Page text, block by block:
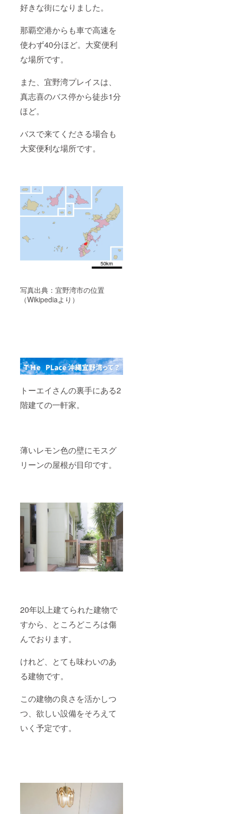
好きな街になりました。
那覇空港からも車で高速を
使わず40分ほど。大変便利
な場所です。
また、宜野湾プレイスは、
真志喜のバス停から徒歩1分
ほど。
バスで来てくださる場合も
大変便利な場所です。
写真出典：宜野湾市の位置
（Wikipediaより）
トーエイさんの裏手にある2
階建ての一軒家。
薄いレモン色の壁にモスグ
リーンの屋根が目印です。
20年以上建てられた建物で
すから、ところどころは傷
んでおります。
けれど、とても味わいのあ
る建物です。
この建物の良さを活かしつ
つ、欲しい設備をそろえて
いく予定です。